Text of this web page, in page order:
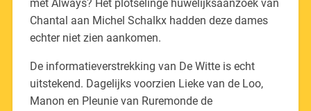
met Always? Het plotselinge huwelijksaanzoek van
Chantal aan Michel Schalkx hadden deze dames
echter niet zien aankomen.
De informatieverstrekking van De Witte is echt
uitstekend. Dagelijks voorzien Lieke van de Loo,
Manon en Pleunie van Ruremonde de